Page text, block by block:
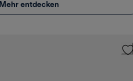
Mehr entdecken